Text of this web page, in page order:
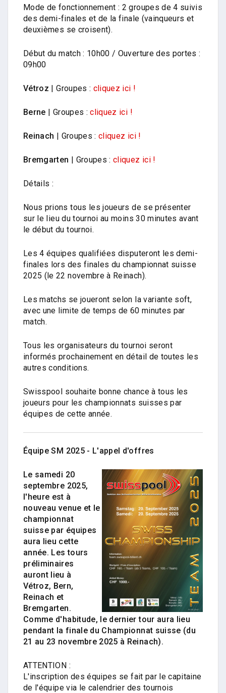
Mode de fonctionnement : 2 groupes de 4 suivis
des demi-finales et de la finale (vainqueurs et
deuxièmes se croisent).
Début du match : 10h00 / Ouverture des portes :
09h00
Vétroz | Groupes : cliquez ici !
Berne | Groupes :cliquez ici !
Reinach | Groupes :cliquez ici !
Bremgarten | Groupes :cliquez ici !
Détails :
Nous prions tous les joueurs de se présenter
sur le lieu du tournoi au moins 30 minutes avant
le début du tournoi.
Les 4 équipes qualifiées disputeront les demi-
finales lors des finales du championnat suisse
2025 (le 22 novembre à Reinach).
Les matchs se joueront selon la variante soft,
avec une limite de temps de 60 minutes par
match.
Tous les organisateurs du tournoi seront
informés prochainement en détail de toutes les
autres conditions.
Swisspool souhaite bonne chance à tous les
joueurs pour les championnats suisses par
équipes de cette année.
Équipe SM 2025 - L'appel d'offres
Le samedi 20
septembre 2025,
l'heure est à
nouveau venue et le
championnat
suisse par équipes
aura lieu cette
année. Les tours
préliminaires
auront lieu à
Vétroz, Bern,
Reinach et
Bremgarten.
Comme d'habitude, le dernier tour aura lieu
pendant la finale du Championnat suisse (du
21 au 23 novembre 2025 à Reinach).
ATTENTION :
L'inscription des équipes se fait par le capitaine
de l'équipe via le calendrier des tournois